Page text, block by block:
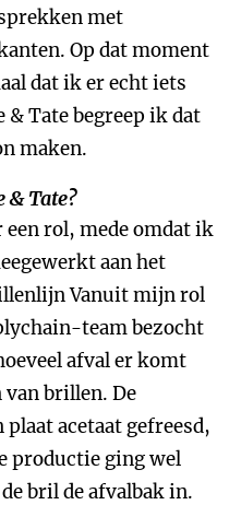
met
Op dat moment
dat ik er echt iets
& Tate begreep ik dat
maken.
& Tate?
een rol, mede omdat ik
aan het
Vanuit mijn rol
team bezocht
afval er komt
brillen. De
acetaat gefreesd,
productie ging wel
bril de afvalbak in.